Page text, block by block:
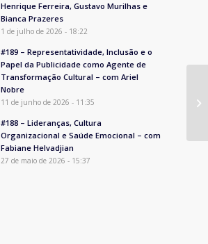
Henrique Ferreira, Gustavo Murilhas e
Bianca Prazeres
1 de julho de 2026 - 18:22
#189 – Representatividade, Inclusão e o
Papel da Publicidade como Agente de
Transformação Cultural – com Ariel
Nobre
11 de junho de 2026 - 11:35
#188 – Lideranças, Cultura
Organizacional e Saúde Emocional – com
Fabiane Helvadjian
27 de maio de 2026 - 15:37